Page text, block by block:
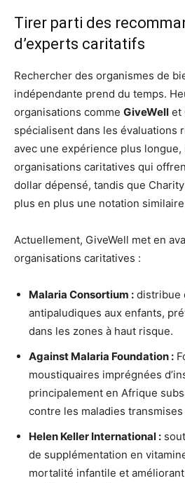
Tirer parti des
d’experts caritatifs
Rechercher des organismes de
indépendante prend du temps.
organisations comme GiveWell et
spécialisent dans les évaluations
avec une expérience plus
organisations caritatives qui
dollar dépensé, tandis que
plus en plus une notation similaire
Actuellement, GiveWell met en
organisations caritatives :
Malaria Consortium : distribue
antipaludiques aux enfants,
dans les zones à haut risque.
Against Malaria Foundation :
moustiquaires imprégnées
principalement en Afrique
contre les maladies
Helen Keller International :
de supplémentation en
mortalité infantile et